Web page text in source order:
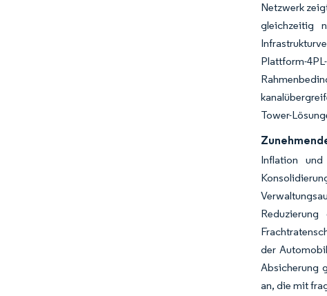
Netzwerk
gleichzeitig
Plattform-
Tower-
Inflation
der
Absicherung
an, die mit